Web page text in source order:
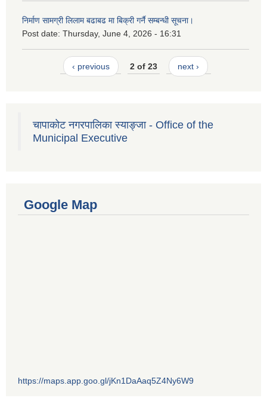
निर्माण सामग्री लिलाम बढाबढ मा बिक्री गर्नै सम्बन्धी सूचना।
Post date: Thursday, June 4, 2026 - 16:31
‹ previous 2 of 23 next ›
चापाकोट नगरपालिका स्याङ्जा - Office of the
Municipal Executive
Google Map
https://maps.app.goo.gl/jKn1DaAaq5Z4Ny6W9